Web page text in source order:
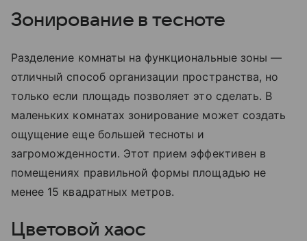
Зонирование в тесноте
Разделение комнаты на функциональные зоны —
отличный способ организации пространства, но
только если площадь позволяет это сделать. В
маленьких комнатах зонирование может создать
ощущение еще большей тесноты и
загроможденности. Этот прием эффективен в
помещениях правильной формы площадью не
менее 15 квадратных метров.
Цветовой хаос